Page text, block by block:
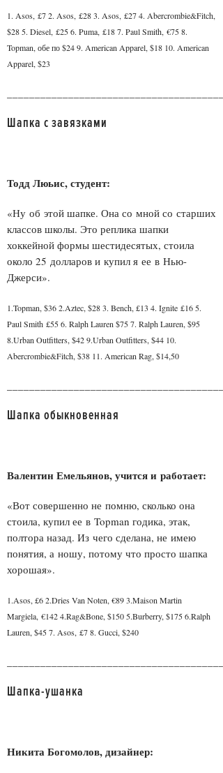
1. Asos, £7 2. Asos, £28 3. Asos, £27 4. Abercrombie&Fitch,
$28 5. Diesel, £25 6. Puma, £18 7. Paul Smith, €75 8.
Topman, обе по $24 9. American Apparel, $18 10. American
Apparel, $23
Шапка с завязками
Тодд Люьис, студент:
«Ну об этой шапке. Она со мной со старших
классов школы. Это реплика шапки
хоккейной формы шестидесятых, стоила
около 25 долларов и купил я ее в Нью-
Джерси».
1.Topman, $36 2.Aztec, $28 3. Bench, £13 4. Ignite £16 5.
Paul Smith £55 6. Ralph Lauren $75 7. Ralph Lauren, $95
8.Urban Outfitters, $42 9.Urban Outfitters, $44 10.
Abercrombie&Fitch, $38 11. American Rag, $14,50
Шапка обыкновенная
Валентин Емельянов, учится и работает:
«Вот совершенно не помню, сколько она
стоила, купил ее в Topman годика, этак,
полтора назад. Из чего сделана, не имею
понятия, а ношу, потому что просто шапка
хорошая».
1.Asos, £6 2.Dries Van Noten, €89 3.Maison Martin
Margiela, €142 4.Rag&Bone, $150 5.Burberry, $175 6.Ralph
Lauren, $45 7. Asos, £7 8. Gucci, $240
Шапка-ушанка
Никита Богомолов, дизайнер: